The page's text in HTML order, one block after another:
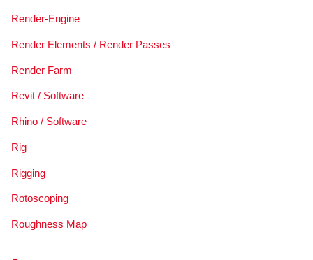
Render-Engine
Render Elements / Render Passes
Render Farm
Revit / Software
Rhino / Software
Rig
Rigging
Rotoscoping
Roughness Map